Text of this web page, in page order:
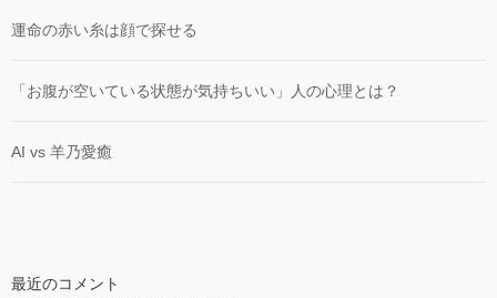
運命の赤い糸は顔で探せる
「お腹が空いている状態が気持ちいい」人の心理とは？
AI vs 羊乃愛癒
最近のコメント